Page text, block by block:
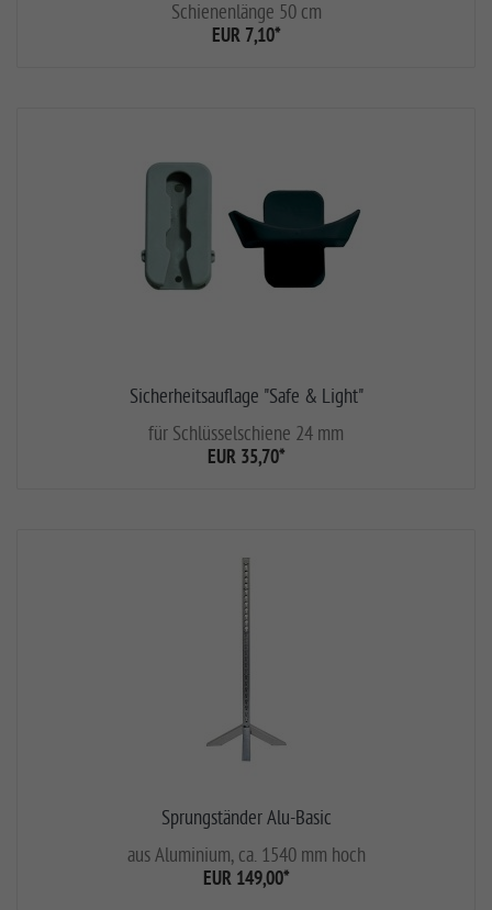
Schienenlänge 50 cm
EUR 7,10*
Sicherheitsauflage "Safe & Light"
für Schlüsselschiene 24 mm
EUR 35,70*
Sprungständer Alu-Basic
aus Aluminium, ca. 1540 mm hoch
EUR 149,00*